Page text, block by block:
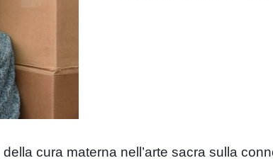
cura materna nell’arte sacra sulla